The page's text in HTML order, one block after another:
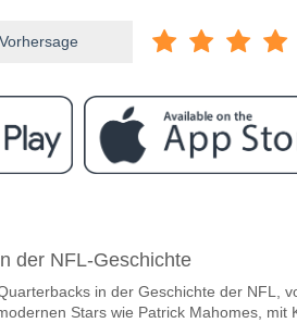
v Cassano Magnago 06 May 2026
zwischen dem zu gewinnen
der NFL-Geschichte
in der Geschichte der NFL,
Stars wie Patrick Mahomes, mit